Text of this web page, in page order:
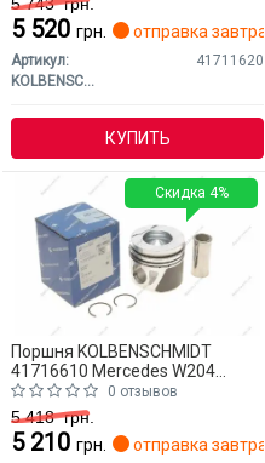
5 520 грн. отправка завтра
Артикул:
41711620
KOLBENSCHMIDT
КУПИТЬ
Поршня KOLBENSCHMIDT
41716610 Mercedes W204
(CLASS-C)
0 отзывов
5 418грн.
5 210 грн. отправка завтра
Скидка 4%